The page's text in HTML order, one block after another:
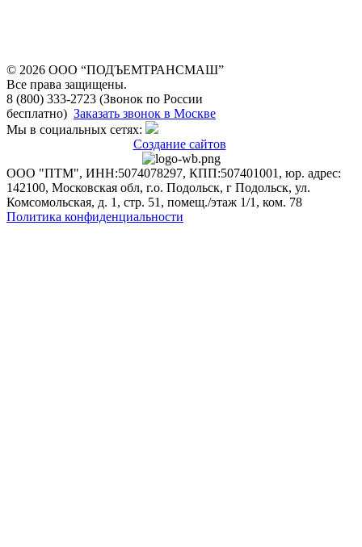
© 2026 OOO “ПОДЪЕМТРАНСМАШ”
Все права защищены.
8 (800) 333-2723 (Звонок по России
бесплатно) Заказать звонок в Москве
Мы в социальных сетях:
Создание сайтов
ООО "ПТМ", ИНН:5074078297, КПП:507401001, юр. адрес:
142100, Московская обл, г.о. Подольск, г Подольск, ул.
Комсомольская, д. 1, стр. 51, помещ./этаж 1/1, ком. 78
Политика конфиденциальности